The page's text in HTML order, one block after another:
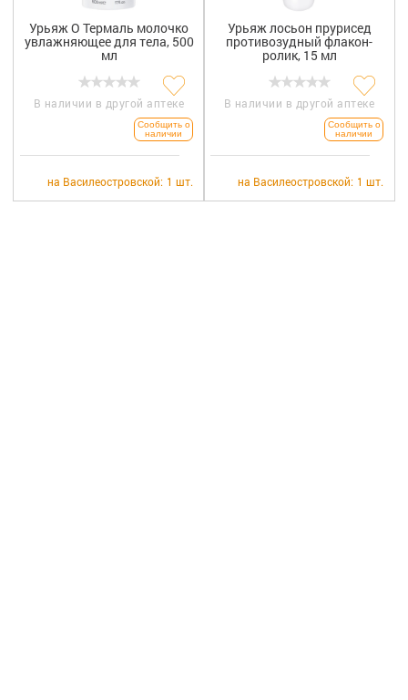
Урьяж О Термаль молочко
увлажняющее для тела, 500
мл
В наличии в другой аптеке
Сообщить о
наличии
на Василеостровской: 1 шт.
Урьяж лосьон прурисед
противозудный флакон-
ролик, 15 мл
В наличии в другой аптеке
Сообщить о
наличии
на Василеостровской: 1 шт.